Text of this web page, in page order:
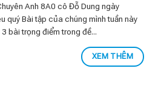
Anh 8A0 cô Đỗ Dung ngày
quý Bài tập của chúng mình tuần này
bài trọng điểm trong đề...
XEM THÊM